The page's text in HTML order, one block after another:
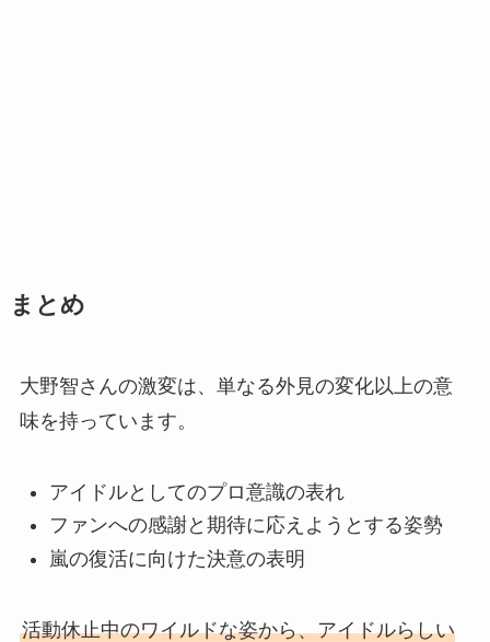
まとめ
大野智さんの激変は、単なる外見の変化以上の意
味を持っています。
アイドルとしてのプロ意識の表れ
ファンへの感謝と期待に応えようとする姿勢
嵐の復活に向けた決意の表明
活動休止中のワイルドな姿から、アイドルらしい